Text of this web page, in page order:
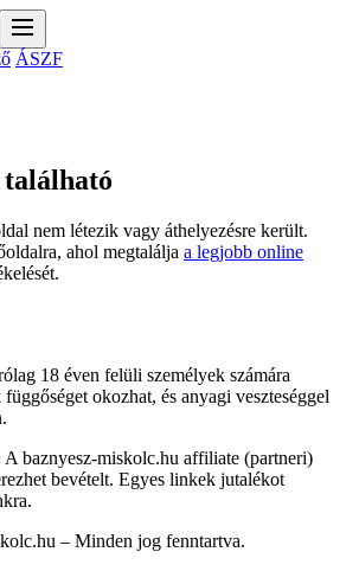
ÁSZF
nem létezik vagy áthelyezésre került.
ahol megtalálja a legjobb online
18 éven felüli személyek számára
okozhat, és anyagi veszteséggel
A baznyesz-miskolc.hu affiliate (partneri)
bevételt. Egyes linkek jutalékot
– Minden jog fenntartva.